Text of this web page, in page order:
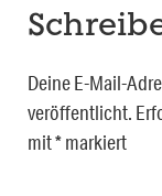
Deine E-Mail-
veröffentlicht.
mit*markiert